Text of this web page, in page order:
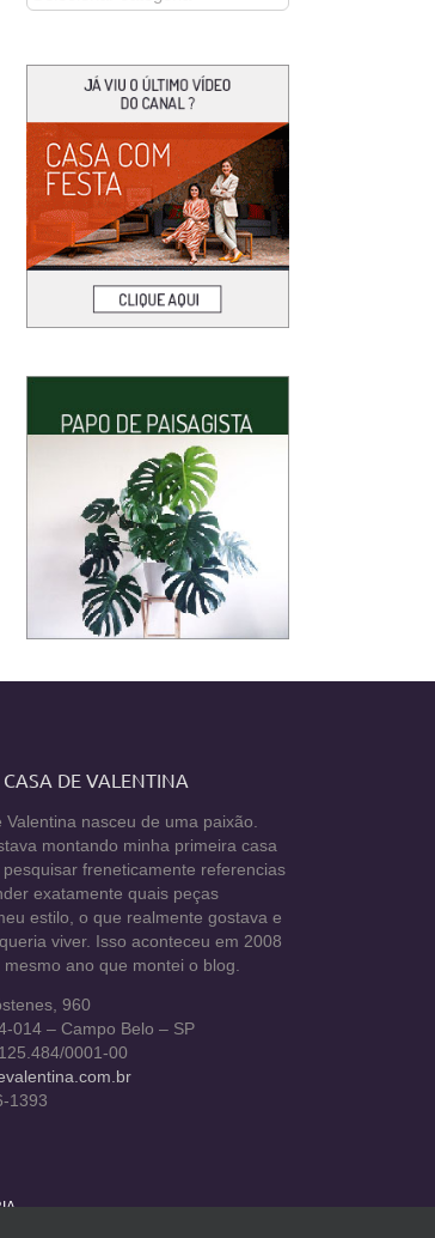
DE VALENTINA
Valentina nasceu de uma paixão.
montando minha primeira casa
freneticamente referencias
exatamente quais peças
estilo, o que realmente gostava e
viver. Isso aconteceu em 2008
ano que montei o blog.
960
014 – Campo Belo – SP
0001-00
1393